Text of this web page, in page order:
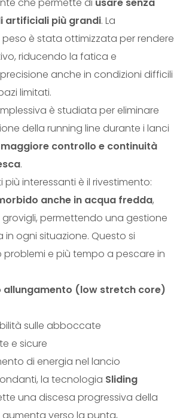
che permette di usare senza
artificiali più grandi. La
peso è stata ottimizzata per rendere
riducendo la fatica e
anche in condizioni difficili
limitati.
è studiata per eliminare
della running line durante i lanci
maggiore controllo e continuità
.
interessanti è il rivestimento:
anche in acqua fredda,
permettendo una gestione
ogni situazione. Questo si
e più tempo a pescare in
allungamento (low stretch core)
sulle abboccate
e sicure
di energia nel lancio
la tecnologia Sliding
una discesa progressiva della